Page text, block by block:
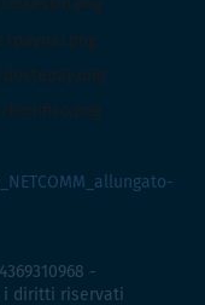
-
i diritti riservati